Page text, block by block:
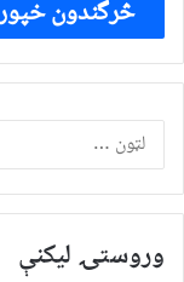
وروستۍ ليکنې